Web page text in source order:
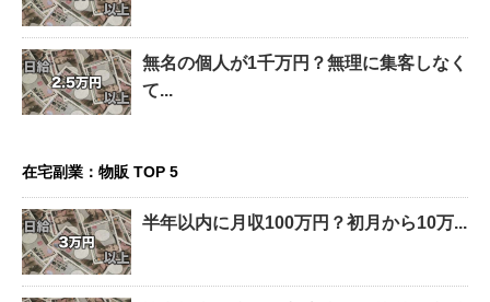
無名の個人が1千万円？無理に集客しなく
て...
在宅副業：物販 TOP 5
半年以内に月収100万円？初月から10万...